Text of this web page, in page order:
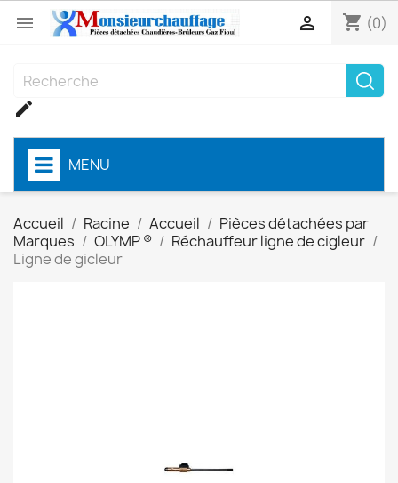
 shopping_cart (0)


MENU
Accueil Racine Accueil
Pièces détachées par
Marques
OLYMP ®
Réchauffeur ligne de cigleur
Ligne de gicleur